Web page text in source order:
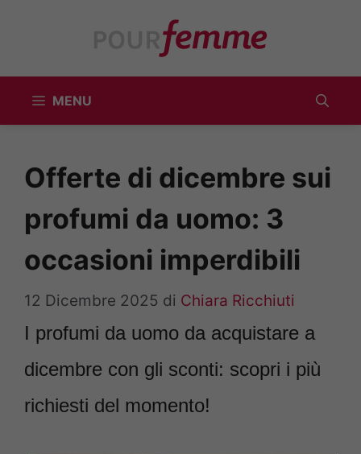
MENU
Offerte di dicembre sui
profumi da uomo: 3
occasioni imperdibili
12 Dicembre 2025 di Chiara Ricchiuti
I profumi da uomo da acquistare a
dicembre con gli sconti: scopri i più
richiesti del momento!